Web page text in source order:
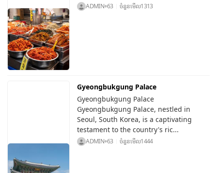
ADMIN+63 ចំនួនមើល1313
Gyeongbukgung Palace
Gyeongbukgung Palace
Gyeongbukgung Palace, nestled in
Seoul, South Korea, is a captivating
testament to the country's ric...
ADMIN+63 ចំនួនមើល1444